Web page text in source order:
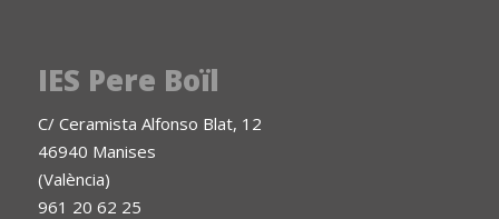
IES Pere Boïl
C/ Ceramista Alfonso Blat, 12
46940 Manises
(València)
961 20 62 25